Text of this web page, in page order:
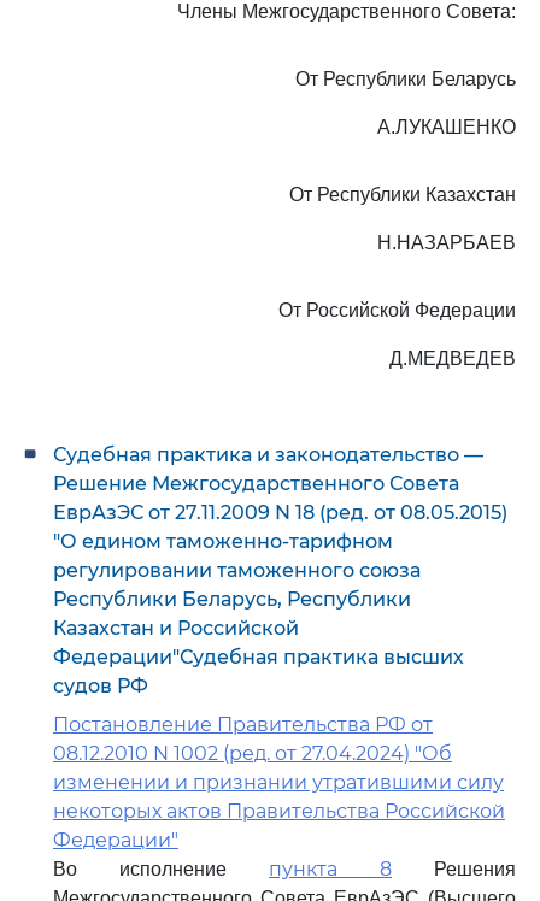
Члены Межгосударственного Совета:
От Республики Беларусь
А.ЛУКАШЕНКО
От Республики Казахстан
Н.НАЗАРБАЕВ
От Российской Федерации
Д.МЕДВЕДЕВ
Судебная практика и законодательство —
Решение Межгосударственного Совета
ЕврАзЭС от 27.11.2009 N 18 (ред. от 08.05.2015)
"О едином таможенно-тарифном
регулировании таможенного союза
Республики Беларусь, Республики
Казахстан и Российской
Федерации"Судебная практика высших
судов РФ
Постановление Правительства РФ от
08.12.2010 N 1002 (ред. от 27.04.2024) "Об
изменении и признании утратившими силу
некоторых актов Правительства Российской
Федерации"
Во исполнение пункта 8 Решения